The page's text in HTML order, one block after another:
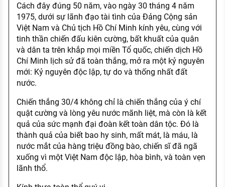
Cách đây đúng 50 năm, vào ngày 30 tháng 4 năm
1975, dưới sự lãnh đạo tài tình của Đảng Cộng sản
Việt Nam và Chủ tịch Hồ Chí Minh kính yêu, cùng với
tinh thần chiến đấu kiên cường, bất khuất của quân
và dân ta trên khắp mọi miền Tổ quốc, chiến dịch Hồ
Chí Minh lịch sử đã toàn thắng, mở ra một kỷ nguyên
mới: Kỷ nguyên độc lập, tự do và thống nhất đất
nước.
Chiến thắng 30/4 không chỉ là chiến thắng của ý chí
quật cường và lòng yêu nước mãnh liệt, mà còn là kết
quả của sức mạnh đại đoàn kết toàn dân tộc. Đó là
thành quả của biết bao hy sinh, mất mát, là máu, là
nước mắt của hàng triệu đồng bào, chiến sĩ đã ngã
xuống vì một Việt Nam độc lập, hòa bình, và toàn vẹn
lãnh thổ.